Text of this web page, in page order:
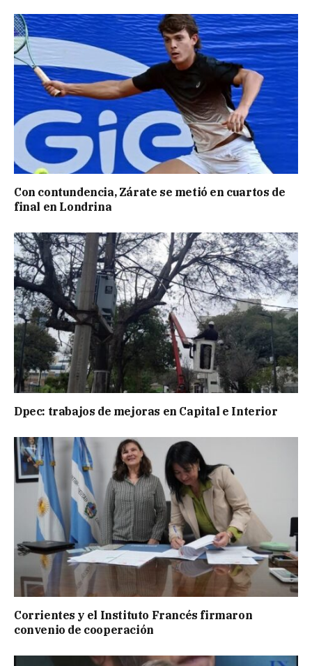
Con contundencia, Zárate se metió en cuartos de
final en Londrina
Dpec: trabajos de mejoras en Capital e Interior
Corrientes y el Instituto Francés firmaron
convenio de cooperación